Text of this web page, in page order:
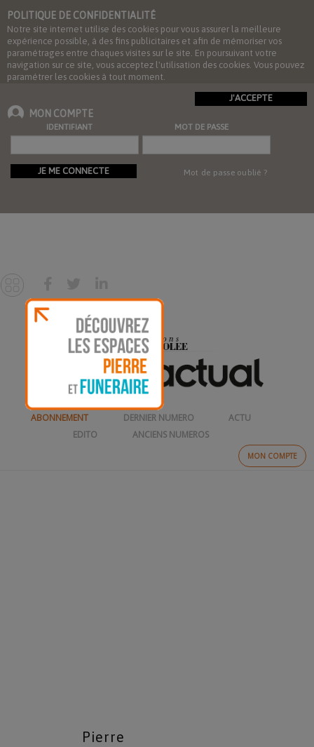
POLITIQUE DE CONFIDENTIALITÉ
Notre site internet utilise des cookies pour vous assurer la meilleure
expérience possible, à des fins publicitaires et afin de mémoriser vos
paramétrages entre chaques visites sur le site. En poursuivant votre
navigation sur ce site, vous acceptez l'utilisation des cookies. Vous pouvez
paramétrer les cookies à tout moment.
J'ACCEPTE
MON COMPTE
IDENTIFIANT MOT DE PASSE
JE ME CONNECTE Mot de passe oublié ?
MON COMPTE
ABONNEMENT DERNIER NUMERO
ACTU
EDITO
ANCIENS NUMEROS
Pierre